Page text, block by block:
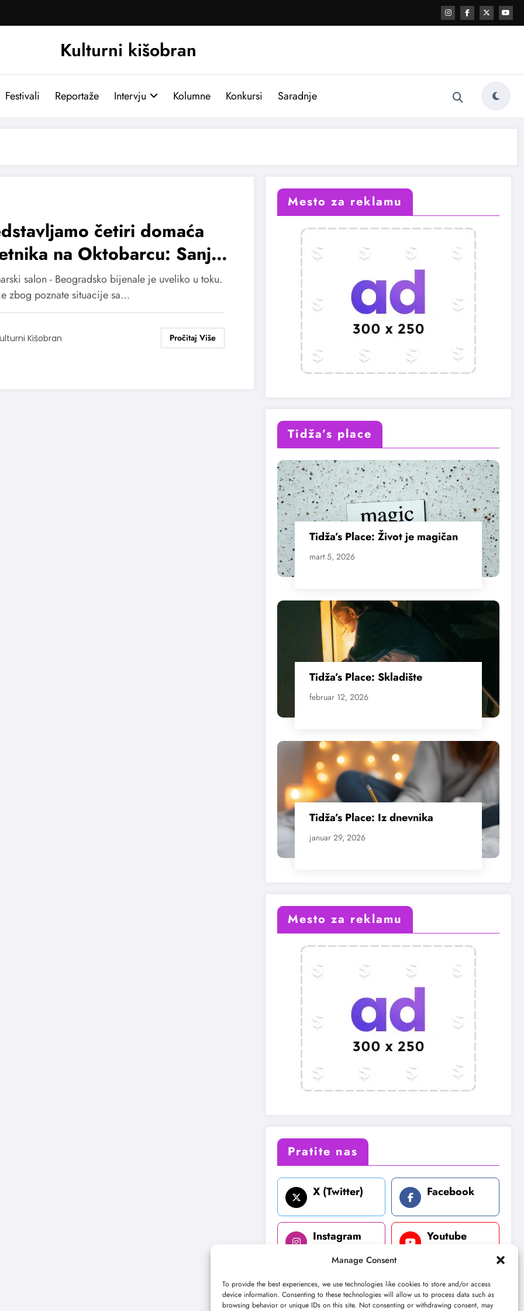
Manage Consent
To provide the best experiences, we use technologies like cookies to store and/or access
device information. Consenting to these technologies will allow us to process data such as
browsing behavior or unique IDs on this site. Not consenting or withdrawing consent, may
Kulturni kišobran
Festivali Reportaže Intervju Kolumne Konkursi Saradnje
četiri domaća
na Oktobarcu: Sanja
Nadežda Kirćanski, Igor
Nenad Gajić
salon - Beogradsko bijenale je uveliko u toku.
zbog poznate situacije sa…
Kišobran
Mesto za reklamu
Tidža’s place
Tidža’s Place: Život je magičan
mart 5, 2026
Tidža’s Place: Skladište
februar 12, 2026
Tidža’s Place: Iz dnevnika
januar 29, 2026
Mesto za reklamu
Pratite nas
X (Twitter) Facebook
Instagram Youtube
LinkedIn